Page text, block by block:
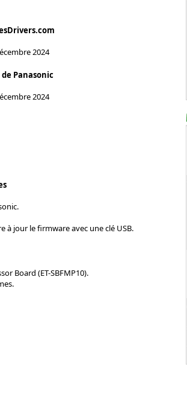
2024
Panasonic
2024
jour le firmware avec une clé USB.
Board (ET-SBFMP10).